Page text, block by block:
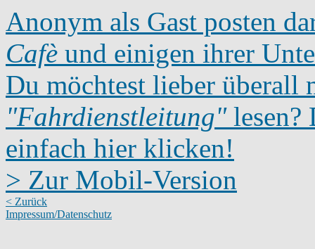
Anonym als Gast posten
Cafè und einigen ihrer
Du möchtest lieber überall
"Fahrdienstleitung"lesen?
einfach hier klicken!
> Zur Mobil-Version
< Zurück
Impressum/Datenschutz